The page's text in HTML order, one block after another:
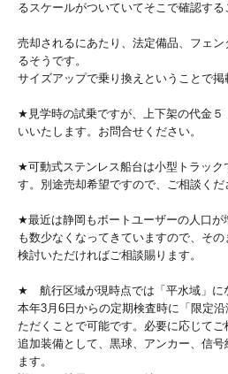
るスケールがついていてそこで確認する
売却されるにあたり、法定備品、フェ
るそうです。
サイズアップで乗り換えということで掲
★見学時の試乗ですが、上下架の代金５
いいたします。お問合せください。
★可動式ステンレス船台は小型トラック
す。別途売却希望ですので、ご相談くだ
★最近は静岡もボートユーザーの人口が
も数少なくなってきていますので、そ
検討いただければご相談賜ります。
★ 航行区域が現時点では「平水域」に
本年3月6日からの定期検査時に「限定
ただくことで可能です。必要に応じてご
追加装備として、黒球、アンカー、信
ます。